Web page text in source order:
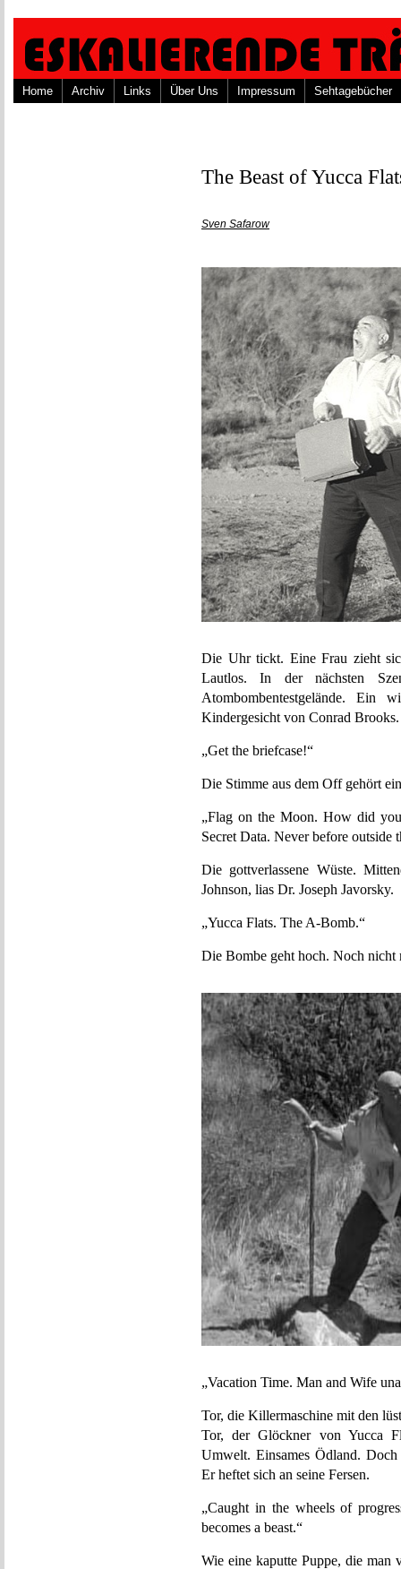
Home Archiv Links Über Uns Impressum Sehtagebücher
The Beast of Yucca
Sven Safarow
Die Uhr tickt. Eine Frau zieht
Lautlos. In der nächsten
Atombombentestgelände. Ein
Kindergesicht von Conrad
„Get the briefcase!“
Die Stimme aus dem Off gehört
„Flag on the Moon. How did
Secret Data. Never before
Die gottverlassene Wüste.
Johnson, lias Dr. Joseph Javorsky.
„Yucca Flats. The A-Bomb.“
Die Bombe geht hoch. Noch
„Vacation Time. Man and Wife
Tor, die Killermaschine mit den
Tor, der Glöckner von Yucca
Umwelt. Einsames Ödland.
Er heftet sich an seine Fersen.
„Caught in the wheels of
becomes a beast.“
Wie eine kaputte Puppe, die man